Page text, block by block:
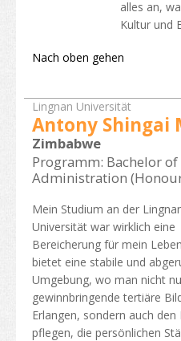
alles an,
Kultur und
Nach oben gehen
Lingnan Universität
Antony Shingai
Zimbabwe
Programm: Bachelor of
Administration
Mein Studium an der
Universität war wirklich eine
Bereicherung für mein
bietet eine stabile und
Umgebung, wo man nicht
gewinnbringende tertiäre
Erlangen, sondern auch den
pflegen, die persönlichen